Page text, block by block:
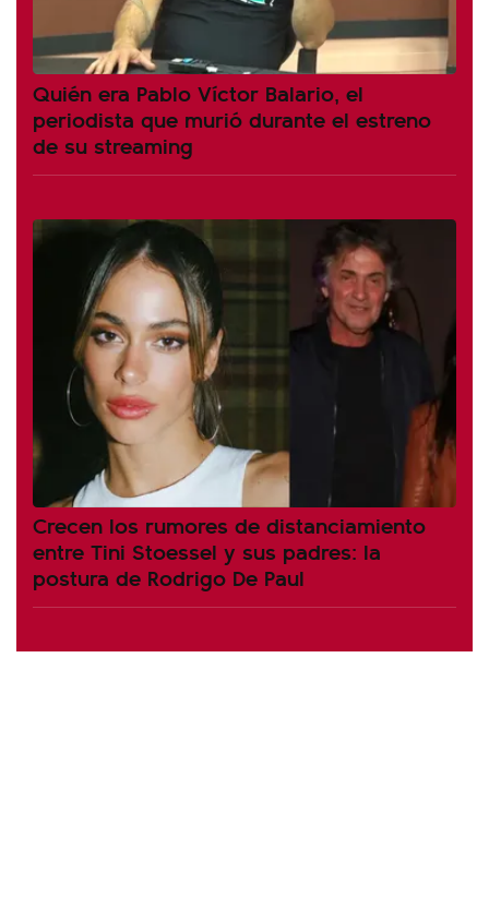
Quién era Pablo Víctor Balario, el
periodista que murió durante el estreno
de su streaming
Crecen los rumores de distanciamiento
entre Tini Stoessel y sus padres: la
postura de Rodrigo De Paul